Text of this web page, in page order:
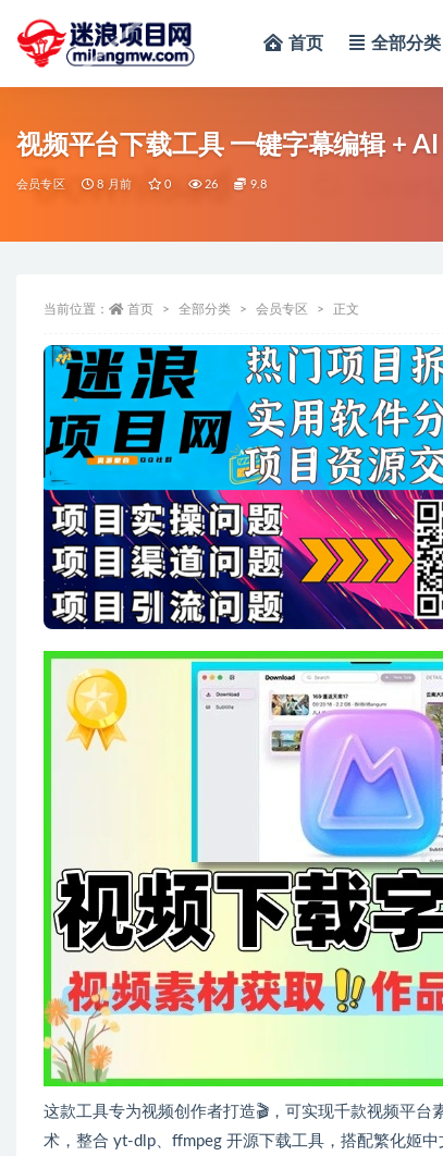
首页 全部分类
视频平台下载工具 一键字幕编辑 +
会员专区 8 月前 0 26 9.8
当前位置： 首页 全部分类 会员专区 正文
这款工具专为视频创作者打造🎬，可实现千款视频平
术，整合 yt-dlp、ffmpeg 开源下载工具，搭配繁化姬